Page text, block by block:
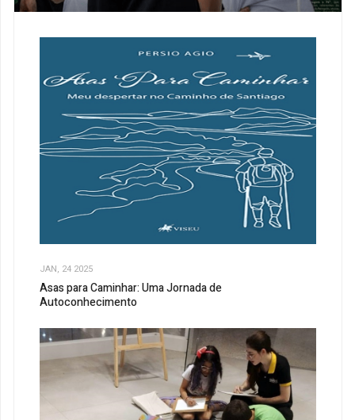
JAN, 24 2025
Asas para Caminhar: Uma Jornada de
Autoconhecimento